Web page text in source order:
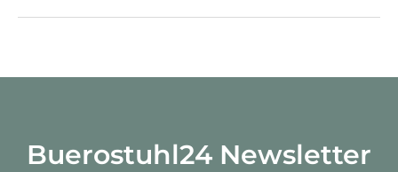
Buerostuhl24 Newsletter